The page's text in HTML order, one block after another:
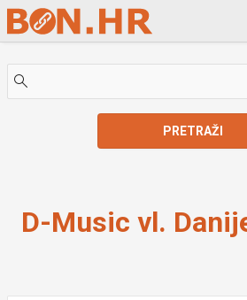
Skip to Main Content
PRETRAŽI
D-Music vl.